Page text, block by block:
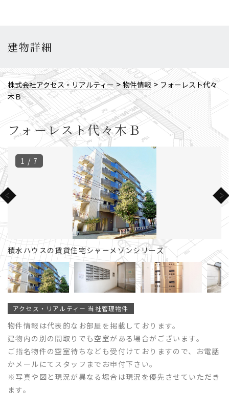
建物詳細
株式会社アクセス・リアルティー>物件情報 > フォーレスト代々
木Ｂ
フォーレスト代々木Ｂ
1 / 7
積水ハウスの賃貸住宅シャーメゾンシリーズ
アクセス・リアルティー 当社管理物件
物件情報は代表的なお部屋を掲載しております。
建物内の別の間取りでも空室がある場合がございます。
ご指名物件の空室待ちなども受付けておりますので、お電話
かメールにてスタッフまでお申付下さい。
※写真や図と現況が異なる場合は現況を優先させていただき
ます。